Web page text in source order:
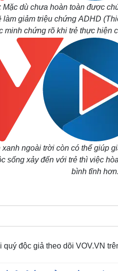
Mặc dù chưa hoàn toàn được
giảm triệu chứng ADHD
minh chứng rõ khi trẻ thực hiện
ngoài trời còn có thể giúp
sống xảy đến với trẻ thì việc
bình tĩnh hơn.
quý độc giả theo dõi VOV.VN